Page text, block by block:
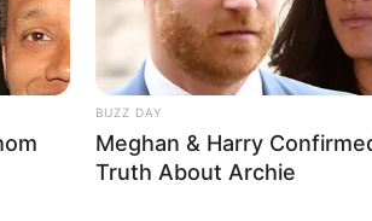
BUZZ DAY
Meghan & Harry
Truth About Archie